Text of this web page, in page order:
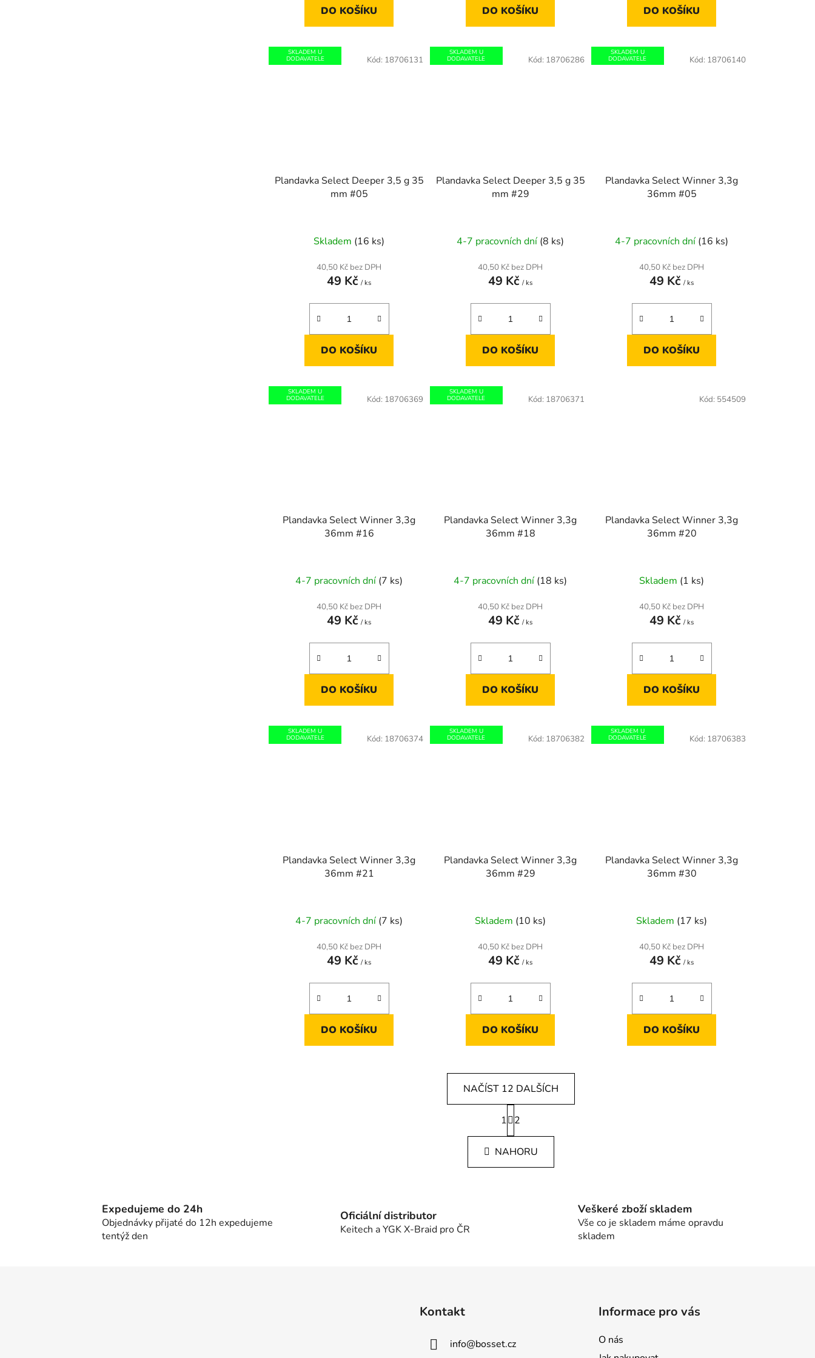
DO KOŠÍKU DO KOŠÍKU DO KOŠÍKU
SKLADEM U
DODAVATELE
Plandavka Select Deeper 3,5 g 35
mm #05
Skladem (16 ks)
40,50 Kč bez DPH
49 Kč/ ks
DO KOŠÍKU
Kód: 18706131
SKLADEM U
DODAVATELE
Plandavka Select Deeper 3,5 g 35
mm #29
4-7 pracovních dní (8 ks)
40,50 Kč bez DPH
49 Kč/ ks
DO KOŠÍKU
Kód: 18706286
SKLADEM U
DODAVATELE
Plandavka Select Winner 3,3g
36mm #05
4-7 pracovních dní (16 ks)
40,50 Kč bez DPH
49 Kč/ ks
DO KOŠÍKU
Kód: 18706140
SKLADEM U
DODAVATELE
Plandavka Select Winner 3,3g
36mm #16
4-7 pracovních dní (7 ks)
40,50 Kč bez DPH
49 Kč/ ks
DO KOŠÍKU
Kód: 18706369
SKLADEM U
DODAVATELE
Plandavka Select Winner 3,3g
36mm #18
4-7 pracovních dní (18 ks)
40,50 Kč bez DPH
49 Kč/ ks
DO KOŠÍKU
Kód: 18706371
Plandavka Select Winner 3,3g
36mm #20
Skladem (1 ks)
40,50 Kč bez DPH
49 Kč/ ks
DO KOŠÍKU
Kód: 554509
SKLADEM U
DODAVATELE
Plandavka Select Winner 3,3g
36mm #21
4-7 pracovních dní (7 ks)
40,50 Kč bez DPH
49 Kč/ ks
DO KOŠÍKU
Kód: 18706374
SKLADEM U
DODAVATELE
Plandavka Select Winner 3,3g
36mm #29
Skladem (10 ks)
40,50 Kč bez DPH
49 Kč/ ks
DO KOŠÍKU
Kód: 18706382
SKLADEM U
DODAVATELE
Plandavka Select Winner 3,3g
36mm #30
Skladem (17 ks)
40,50 Kč bez DPH
49 Kč/ ks
DO KOŠÍKU
Kód: 18706383
O
v
l
á
i
s
NAČÍST 12 DALŠÍCH
S
t
r
á
n
k
1 2
NAHORU
Expedujeme do 24h
Objednávky přijaté do 12h expedujeme
tentýž den
Oficiální distributor
Keitech a YGK X-Braid pro ČR
Veškeré zboží skladem
Vše co je skladem máme opravdu
skladem
Kontakt
info@bosset.cz
Informace pro vás
O nás